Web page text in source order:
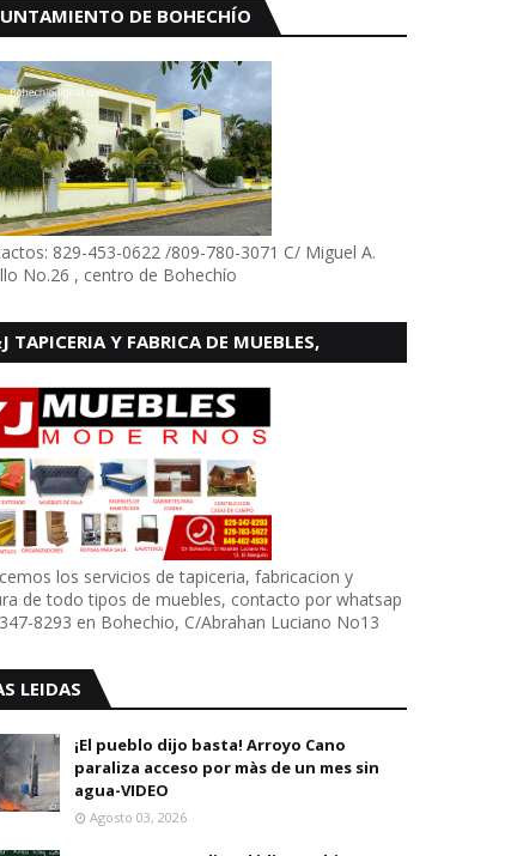
DE BOHECHÍO
829-453-0622 /809-780-3071 C/ Miguel A.
No.26 , centro de Bohechío
TAPICERIA Y FABRICA DE MUEBLES,
los servicios de tapiceria, fabricacion y
de todo tipos de muebles, contacto por whatsap
8293 en Bohechio, C/Abrahan Luciano No13
LEIDAS
¡El pueblo dijo basta! Arroyo Cano
paraliza acceso por màs de un mes sin
agua-VIDEO
Agosto 03, 2026